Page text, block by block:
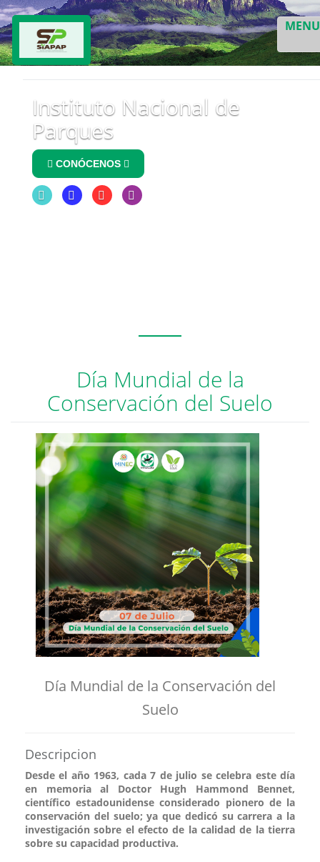
MENU
Instituto Nacional de
Parques
CONÓCENOS
Día Mundial de la
Conservación del Suelo
Día Mundial de la Conservación del
Suelo
Descripcion
Desde el año 1963, cada 7 de julio se celebra este día
en memoria al Doctor Hugh Hammond Bennet,
científico estadounidense considerado pionero de la
conservación del suelo; ya que dedicó su carrera a la
investigación sobre el efecto de la calidad de la tierra
sobre su capacidad productiva.